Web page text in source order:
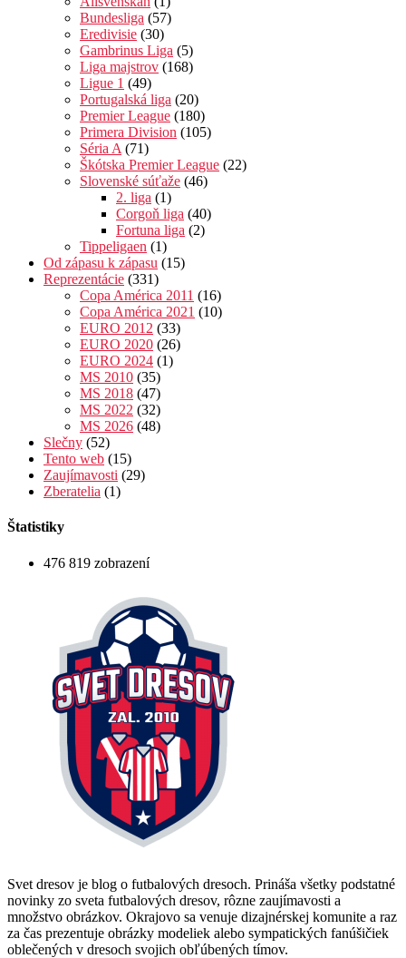
Bundesliga (57)
Eredivisie (30)
Gambrinus Liga (5)
Liga majstrov (168)
Ligue 1 (49)
Portugalská liga (20)
Premier League (180)
Primera Division (105)
Séria A (71)
Škótska Premier League (22)
Slovenské súťaže (46)
2. liga (1)
Corgoň liga (40)
Fortuna liga (2)
Tippeligaen (1)
Od zápasu k zápasu (15)
Reprezentácie (331)
Copa América 2011 (16)
Copa América 2021 (10)
EURO 2012 (33)
EURO 2020 (26)
EURO 2024 (1)
MS 2010 (35)
MS 2018 (47)
MS 2022 (32)
MS 2026 (48)
Slečny (52)
Tento web (15)
Zaujímavosti (29)
Zberatelia (1)
Štatistiky
476 819 zobrazení
Svet dresov je blog o futbalových dresoch. Prináša všetky podstatné
novinky zo sveta futbalových dresov, rôzne zaujímavosti a
množstvo obrázkov. Okrajovo sa venuje dizajnérskej komunite a raz
za čas prezentuje obrázky modeliek alebo sympatických fanúšičiek
oblečených v dresoch svojich obľúbených tímov.